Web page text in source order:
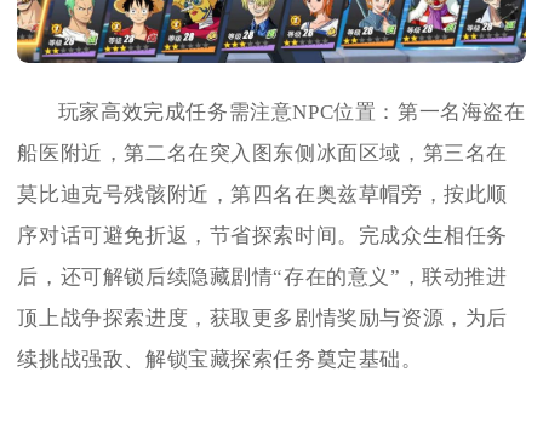
玩家高效完成任务需注意NPC位置：第一名海盗在
船医附近，第二名在突入图东侧冰面区域，第三名在
莫比迪克号残骸附近，第四名在奥兹草帽旁，按此顺
序对话可避免折返，节省探索时间。完成众生相任务
后，还可解锁后续隐藏剧情“存在的意义”，联动推进
顶上战争探索进度，获取更多剧情奖励与资源，为后
续挑战强敌、解锁宝藏探索任务奠定基础。